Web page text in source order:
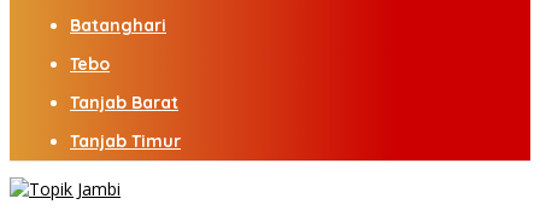
Batanghari
Tebo
Tanjab Barat
Tanjab Timur